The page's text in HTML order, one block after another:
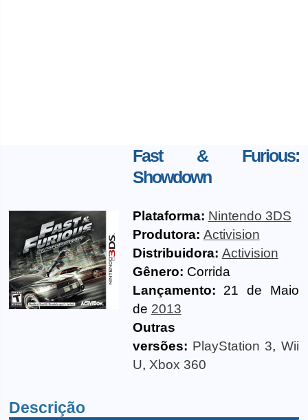
Fast & Furious:
Showdown
Plataforma: Nintendo 3DS
Produtora: Activision
Distribuidora: Activision
Gênero: Corrida
Lançamento: 21 de Maio
de 2013
Outras
versões: PlayStation 3, Wii
U, Xbox 360
Descrição